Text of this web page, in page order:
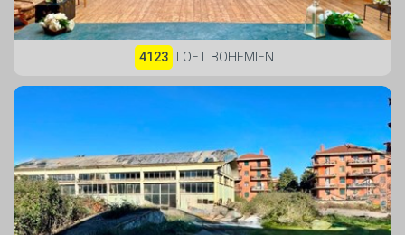
4123 LOFT BOHEMIEN